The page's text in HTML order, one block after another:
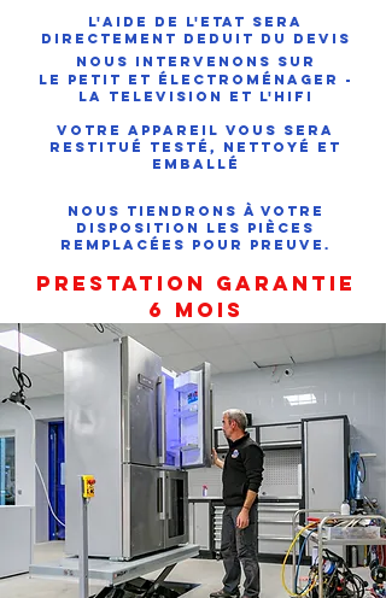
L'AIDE DE L'ETAT SERA
DIRECTEMENT DEDUIT DU DEVIS
Nous intervenons SUR
le PETIT ET électroménager -
LA TELEVISION ET L'HIFI
Votre appareil vous sera
restitué testé, nettoyé et
emballé
Nous tiendrons à votre
disposition les pièces
remplacées pour preuve.
Prestation garantie
6 mois